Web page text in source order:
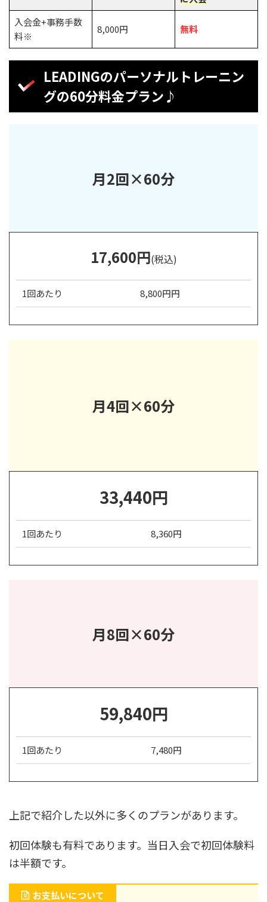
入会金+事務手数
料※
8,000円 無料
LEADINGのパーソナルトレーニン
グの60分料金プラン♪
月2回×60分
17,600円(税込)
1回あたり 8,800円円
月4回×60分
33,440円
1回あたり 8,360円
月8回×60分
59,840円
1回あたり 7,480円
上記で紹介した以外に多くのプランがあります。
初回体験も有料であります。当日入会で初回体験料
は半額です。
お支払いについて